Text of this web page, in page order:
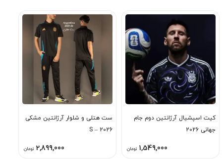
کیت اسپشیال آرژانتین دوم جام
جهانی 2026
1,549,000 تومان
ست هتلی و شلوار آرژانتین مشکی
2026 – S
2,899,000 تومان